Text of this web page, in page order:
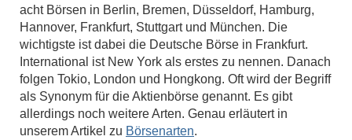
acht Börsen in Berlin, Bremen, Düsseldorf, Hamburg,
Hannover, Frankfurt, Stuttgart und München. Die
wichtigste ist dabei die Deutsche Börse in Frankfurt.
International ist New York als erstes zu nennen. Danach
folgen Tokio, London und Hongkong. Oft wird der Begriff
als Synonym für die Aktienbörse genannt. Es gibt
allerdings noch weitere Arten. Genau erläutert in
unserem Artikel zu Börsenarten.